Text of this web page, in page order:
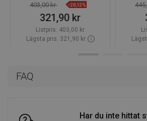
FAQ
Har du inte hittat
403,00 kr −20,12%
321,90 kr
Listpris: 403,00 kr
Lägsta pris: 321,90 kr